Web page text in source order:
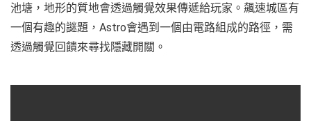
池塘，地形的質地會透過觸覺效果傳遞給玩家。飆速城區有
一個有趣的謎題，Astro會遇到一個由電路組成的路徑，需
透過觸覺回饋來尋找隱藏開關。